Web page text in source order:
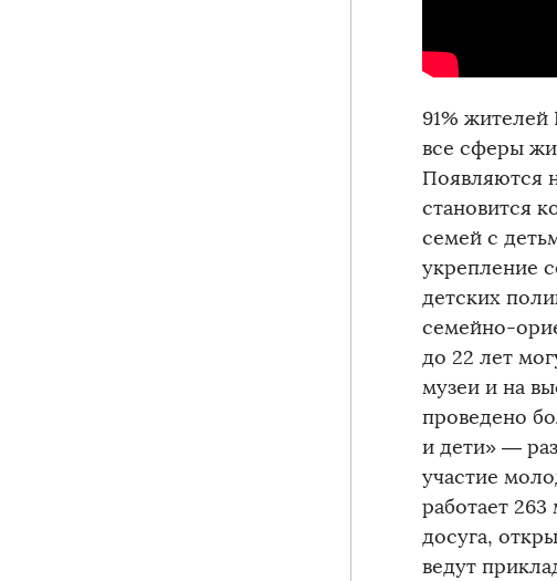
91%
все сферы
Появляются
становится
семей с
укрепление
детских
семейно-
до 22 лет
музеи и на
проведено
и дети» —
участие
работает
досуга,
ведут